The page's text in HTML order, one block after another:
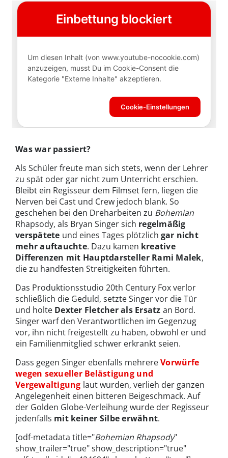
Was war passiert?
Als Schüler freute man sich stets, wenn der Lehrer
zu spät oder gar nicht zum Unterricht erschien.
Bleibt ein Regisseur dem Filmset fern, liegen die
Nerven bei Cast und Crew jedoch blank. So
geschehen bei den Dreharbeiten zu Bohemian
Rhapsody, als Bryan Singer sich regelmäßig
verspätete und eines Tages plötzlich gar nicht
mehr auftauchte. Dazu kamen kreative
Differenzen mit Hauptdarsteller Rami Malek,
die zu handfesten Streitigkeiten führten.
Das Produktionsstudio 20th Century Fox verlor
schließlich die Geduld, setzte Singer vor die Tür
und holte Dexter Fletcher als Ersatz an Bord.
Singer warf den Verantwortlichen im Gegenzug
vor, ihn nicht freigestellt zu haben, obwohl er und
ein Familienmitglied schwer erkrankt seien.
Dass gegen Singer ebenfalls mehrereVorwürfe
wegen sexueller Belästigung und
Vergewaltigung laut wurden, verlieh der ganzen
Angelegenheit einen bitteren Beigeschmack. Auf
der Golden Globe-Verleihung wurde der Regisseur
jedenfalls mit keiner Silbe erwähnt.
[odf-metadata title="Bohemian Rhapsody"
show_trailer="true" show_description="true"